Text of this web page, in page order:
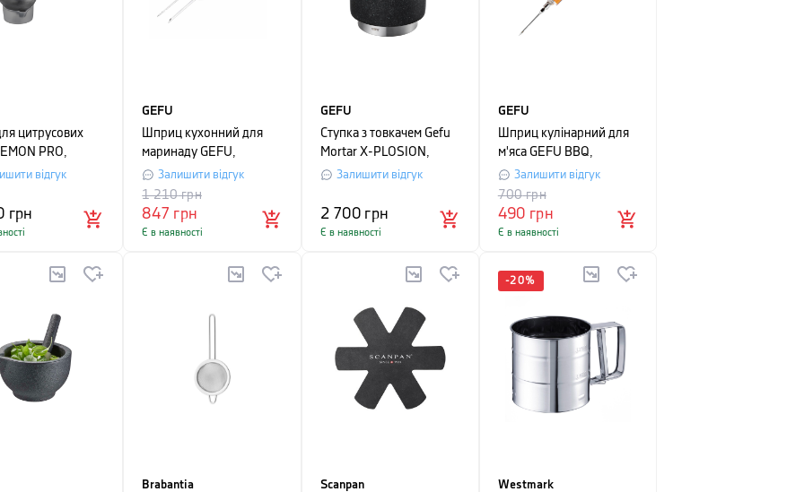
цитрусових
PRO,
27х9, 7х8, 7 см,
відгук
грн
GEFU
Шприц кухонний для
маринаду GEFU,
сріблястий
Залишити відгук
847 грн
1 210грн
Є в наявності
GEFU
Ступка з товкачем Gefu
Mortar X-PLOSION,
висота 8 см, діаметр 14
Залишити відгук
2 700 грн
Є в наявності
GEFU
Шприц кулінарний для
м'яса GEFU BBQ,
прозорий
Залишити відгук
490 грн
700грн
Є в наявності
Brabantia
Scanpan
-20%
Westmark